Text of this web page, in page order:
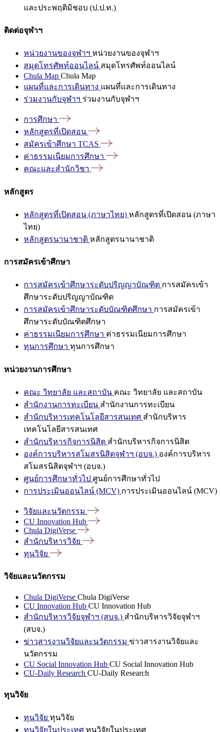
และประพฤติมิชอบ (ป.ป.ท.)
ติดต่อจุฬาฯ
หน่วยงานของจุฬาฯ หน่วยงานของจุฬาฯ
สมุดโทรศัพท์ออนไลน์ สมุดโทรศัพท์ออนไลน์
Chula Map Chula Map
แผนที่และการเดินทาง แผนที่และการเดินทาง
ร่วมงานกับจุฬาฯ ร่วมงานกับจุฬาฯ
การศึกษา
หลักสูตรที่เปิดสอน
สมัครเข้าศึกษา TCAS
ค่าธรรมเนียมการศึกษา
คณะและสำนักวิชา
หลักสูตร
หลักสูตรที่เปิดสอน (ภาษาไทย) หลักสูตรที่เปิดสอน (ภาษา
ไทย)
หลักสูตรนานาชาติ หลักสูตรนานาชาติ
การสมัครเข้าศึกษา
การสมัครเข้าศึกษาระดับปริญญาบัณฑิต การสมัครเข้า
ศึกษาระดับปริญญาบัณฑิต
การสมัครเข้าศึกษาระดับบัณฑิตศึกษา การสมัครเข้า
ศึกษาระดับบัณฑิตศึกษา
ค่าธรรมเนียมการศึกษา ค่าธรรมเนียมการศึกษา
ทุนการศึกษา ทุนการศึกษา
หน่วยงานการศึกษา
คณะ วิทยาลัย และสถาบัน คณะ วิทยาลัย และสถาบัน
สำนักงานการทะเบียน สำนักงานการทะเบียน
สำนักบริหารเทคโนโลยีสารสนเทศ สำนักบริหาร
เทคโนโลยีสารสนเทศ
สำนักบริหารกิจการนิสิต สำนักบริหารกิจการนิสิต
องค์การบริหารสโมสรนิสิตจุฬาฯ (อบจ.) องค์การบริหาร
สโมสรนิสิตจุฬาฯ (อบจ.)
ศูนย์การศึกษาทั่วไป ศูนย์การศึกษาทั่วไป
การประเมินออนไลน์ (MCV) การประเมินออนไลน์ (MCV)
วิจัยและนวัตกรรม
CU Innovation Hub
Chula DigiVerse
สำนักบริหารวิจัย
ทุนวิจัย
วิจัยและนวัตกรรม
Chula DigiVerse Chula DigiVerse
CU Innovation Hub CU Innovation Hub
สำนักบริหารวิจัยจุฬาฯ (สบจ.) สำนักบริหารวิจัยจุฬาฯ
(สบจ.)
ข่าวสารงานวิจัยและนวัตกรรม ข่าวสารงานวิจัยและ
นวัตกรรม
CU Social Innovation Hub CU Social Innovation Hub
CU-Daily Research CU-Daily Research
ทุนวิจัย
ทุนวิจัย ทุนวิจัย
ทุนวิจัยในประเทศ ทุนวิจัยในประเทศ